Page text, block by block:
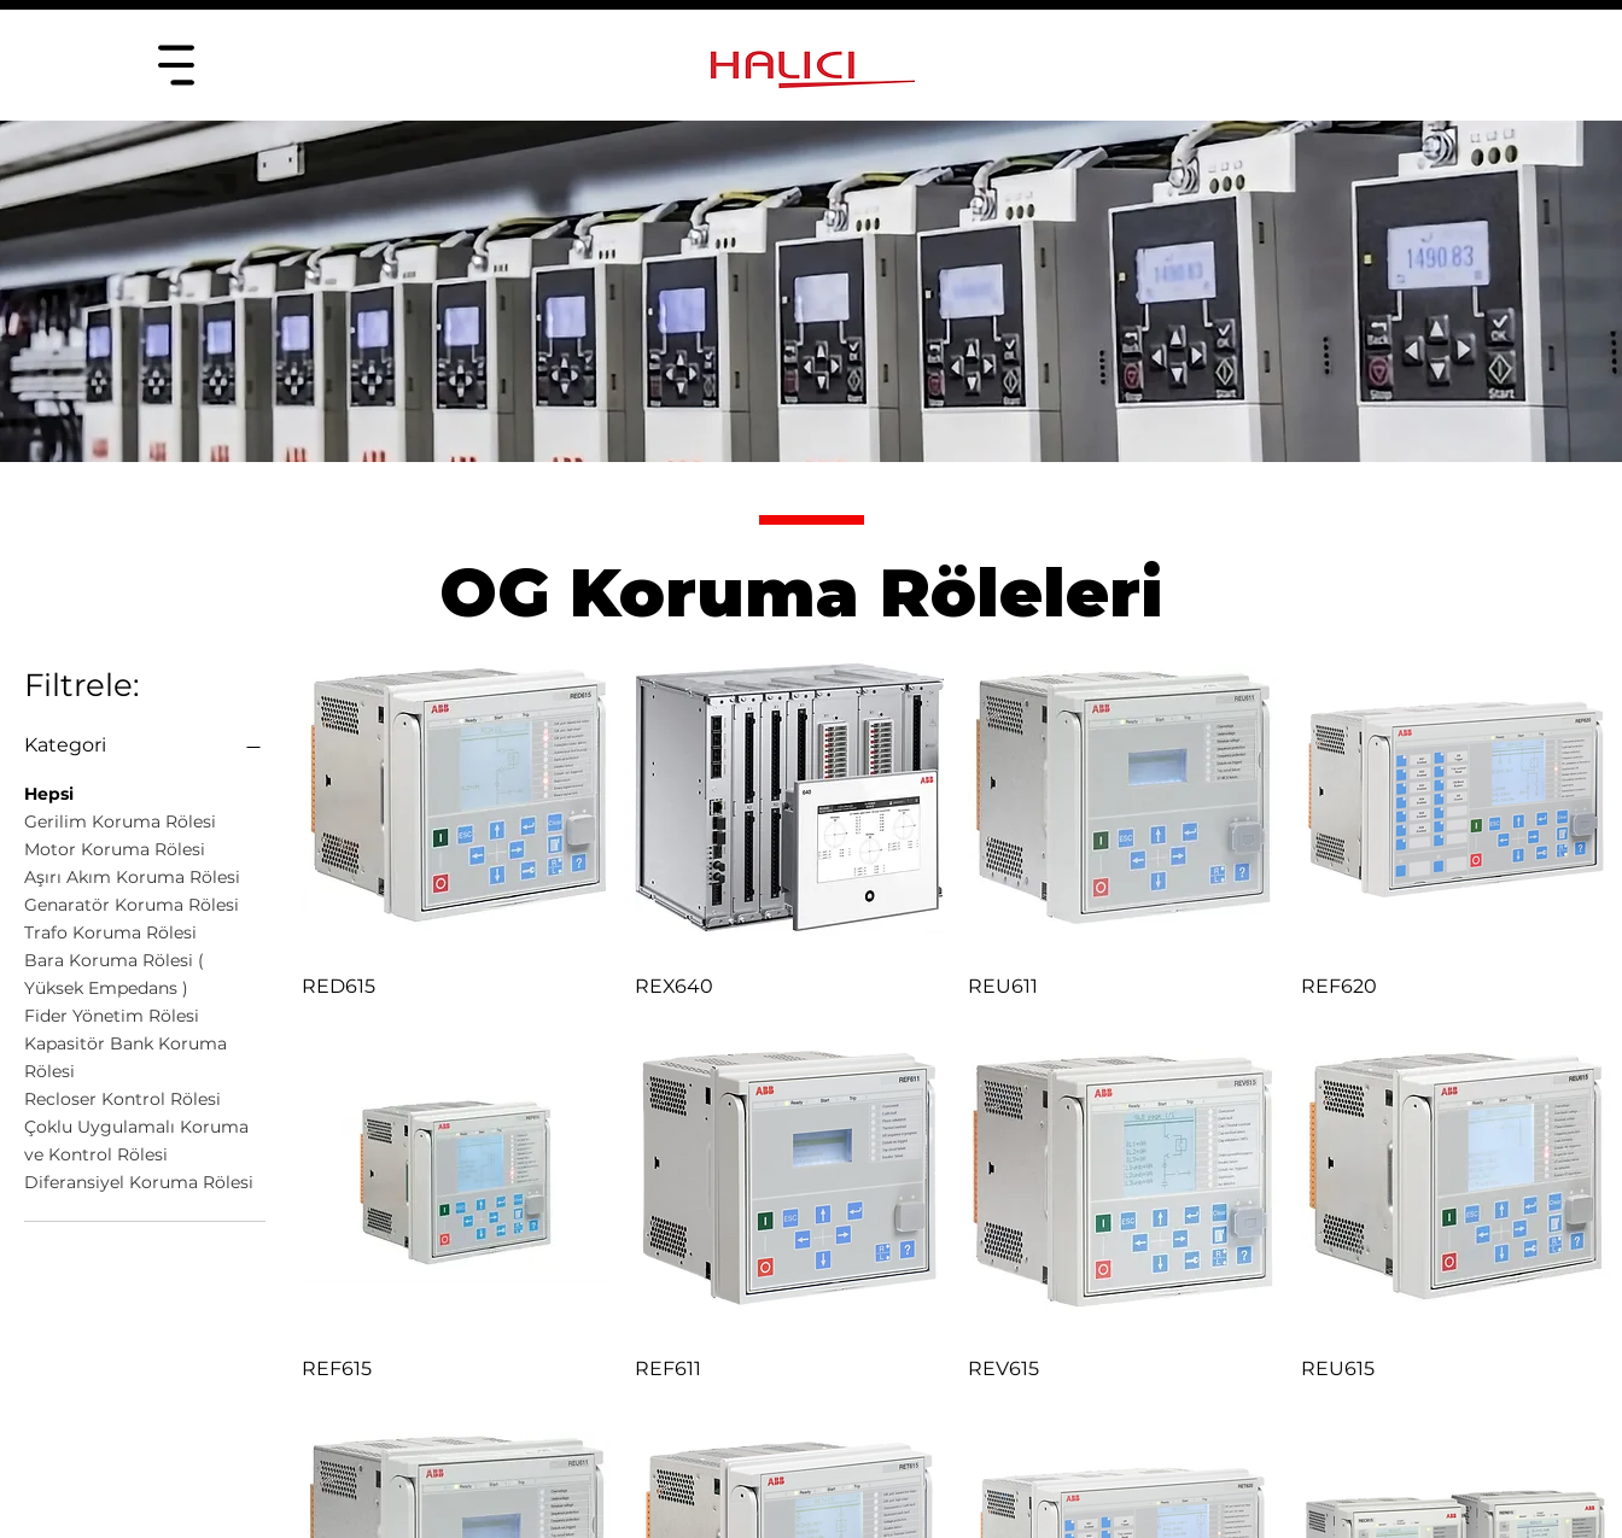
OG Koruma Röleleri
Filtrele:
Kategori
Hepsi
Gerilim Koruma Rölesi
Motor Koruma Rölesi
Aşırı Akım Koruma Rölesi
Genaratör Koruma Rölesi
Trafo Koruma Rölesi
Bara Koruma Rölesi (
Yüksek Empedans )
Fider Yönetim Rölesi
Kapasitör Bank Koruma
Rölesi
Recloser Kontrol Rölesi
Çoklu Uygulamalı Koruma
ve Kontrol Rölesi
Diferansiyel Koruma Rölesi
RED615 REX640 REU611 REF620
REF615 REF611 REV615 REU615